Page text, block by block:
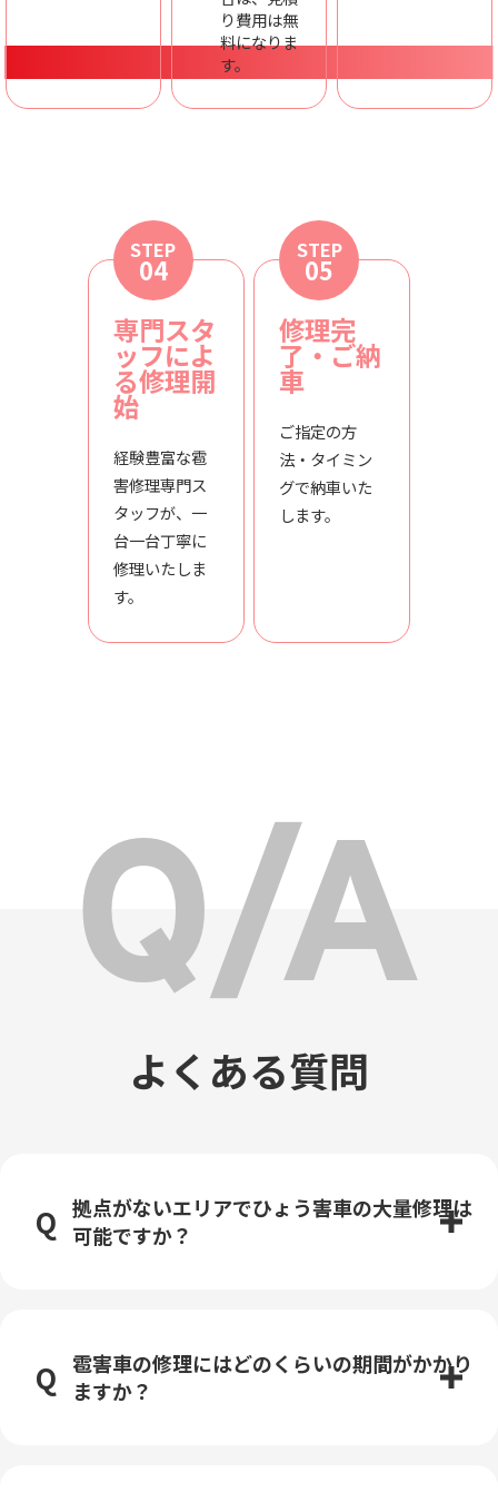
り費用は無
料になりま
す。
STEP
04
専門スタ
ッフによ
る修理開
始
経験豊富な雹
害修理専門ス
タッフが、一
台一台丁寧に
修理いたしま
す。
STEP
05
修理完
了・ご納
車
ご指定の方
法・タイミン
グで納車いた
します。
よくある質問
拠点がないエリアでひょう害車の大量修理は
可能ですか？
雹害車の修理にはどのくらいの期間がかかり
ますか？